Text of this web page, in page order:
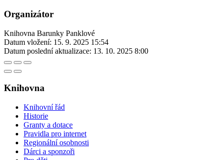
Organizátor
Knihovna Barunky Panklové
Datum vložení: 15. 9. 2025 15:54
Datum poslední aktualizace: 13. 10. 2025 8:00
Knihovna
Knihovní řád
Historie
Granty a dotace
Pravidla pro internet
Regionální osobnosti
Dárci a sponzoři